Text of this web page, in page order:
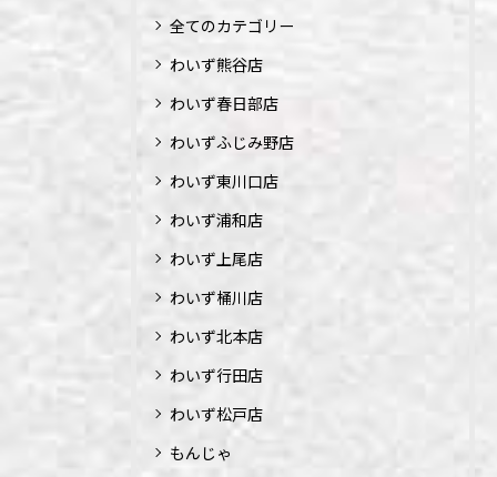
全てのカテゴリー
わいず熊谷店
わいず春日部店
わいずふじみ野店
わいず東川口店
わいず浦和店
わいず上尾店
わいず桶川店
わいず北本店
わいず行田店
わいず松戸店
もんじゃ